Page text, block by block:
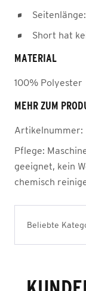
Short hat
MATERIAL
100% Polyester
MEHR ZUM
Artikelnummer:
Pflege:
geeignet, kein
chemisch
Beliebte